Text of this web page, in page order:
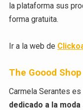
la plataforma sus
forma gratuita.
Ir a la web de
The Goood Shop
Carmela Serantes
dedicado a la